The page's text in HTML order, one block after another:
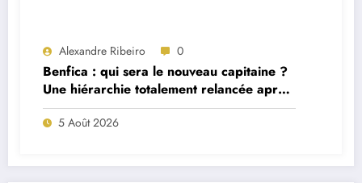
Alexandre Ribeiro 0
Benfica : qui sera le nouveau capitaine ?
Une hiérarchie totalement relancée après
deux départs majeurs
5 Août 2026